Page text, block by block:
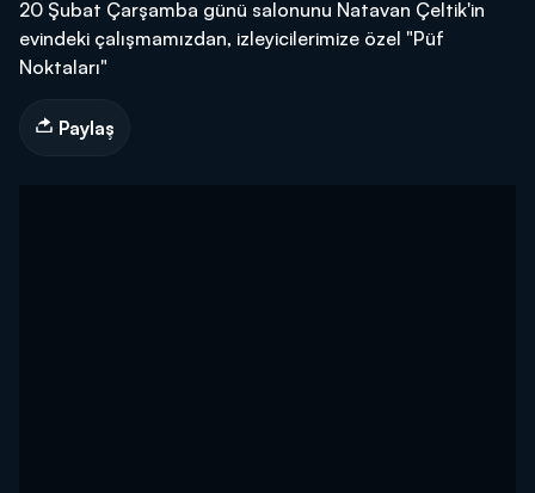
20 Şubat Çarşamba günü salonunu Natavan Çeltik'in
evindeki çalışmamızdan, izleyicilerimize özel "Püf
Noktaları"
Paylaş